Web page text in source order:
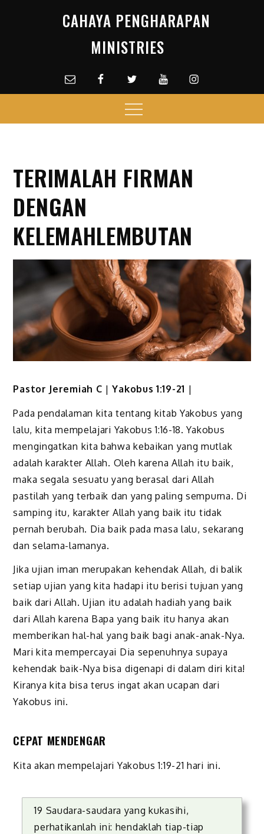
CAHAYA PENGHARAPAN
MINISTRIES
Email facebookTwitterYoutubeInstagram
Menu
TERIMALAH FIRMAN
DENGAN
KELEMAHLEMBUTAN
Pastor Jeremiah C |Yakobus 1:19-21 |
Pada pendalaman kita tentang kitab Yakobus yang
lalu, kita mempelajari Yakobus 1:16-18. Yakobus
mengingatkan kita bahwa kebaikan yang mutlak
adalah karakter Allah. Oleh karena Allah itu baik,
maka segala sesuatu yang berasal dari Allah
pastilah yang terbaik dan yang paling sempurna. Di
samping itu, karakter Allah yang baik itu tidak
pernah berubah. Dia baik pada masa lalu, sekarang
dan selama-lamanya.
Jika ujian iman merupakan kehendak Allah, di balik
setiap ujian yang kita hadapi itu berisi tujuan yang
baik dari Allah. Ujian itu adalah hadiah yang baik
dari Allah karena Bapa yang baik itu hanya akan
memberikan hal-hal yang baik bagi anak-anak-Nya.
Mari kita mempercayai Dia sepenuhnya supaya
kehendak baik-Nya bisa digenapi di dalam diri kita!
Kiranya kita bisa terus ingat akan ucapan dari
Yakobus ini.
CEPAT MENDENGAR
Kita akan mempelajari Yakobus 1:19-21 hari ini.
19 Saudara-saudara yang kukasihi,
perhatikanlah ini: hendaklah tiap-tiap